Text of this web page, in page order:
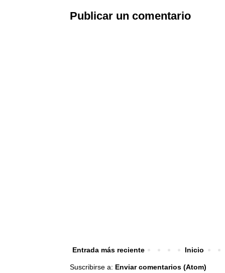
Publicar un comentario
Entrada más reciente Inicio
Suscribirse a: Enviar comentarios (Atom)